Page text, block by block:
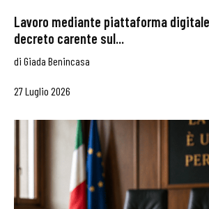
Lavoro mediante piattaforma
decreto carente sul...
di Giada Benincasa
27 Luglio 2026